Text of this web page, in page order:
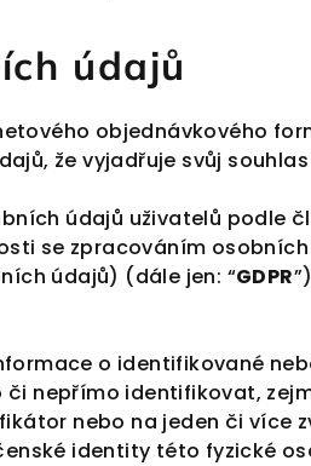
údajů
objednávkového
že vyjadřuje svůj
údajů uživatelů podle
se zpracováním
údajů) (dále jen: “GDPR
o identifikované
či nepřímo identifikovat,
nebo na jeden či více
identity této fyzické